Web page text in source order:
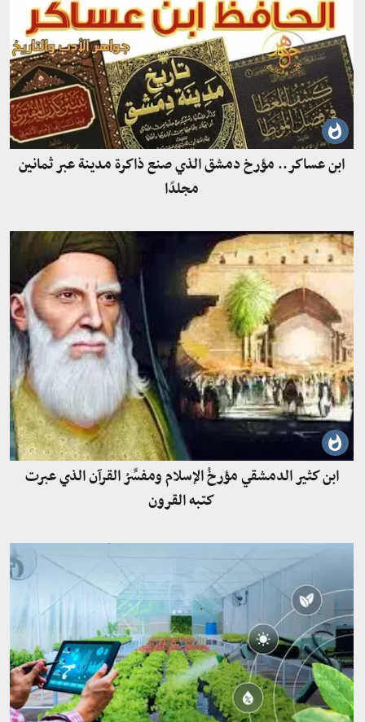
ابن عساكر.. مؤرخ دمشق الذي صنع ذاكرة مدينة عبر ثمانين
مجلدًا
ابن كثير الدمشقي مؤرخُ الإسلام ومفسِّرُ القرآن الذي عبرت
كتبه القرون